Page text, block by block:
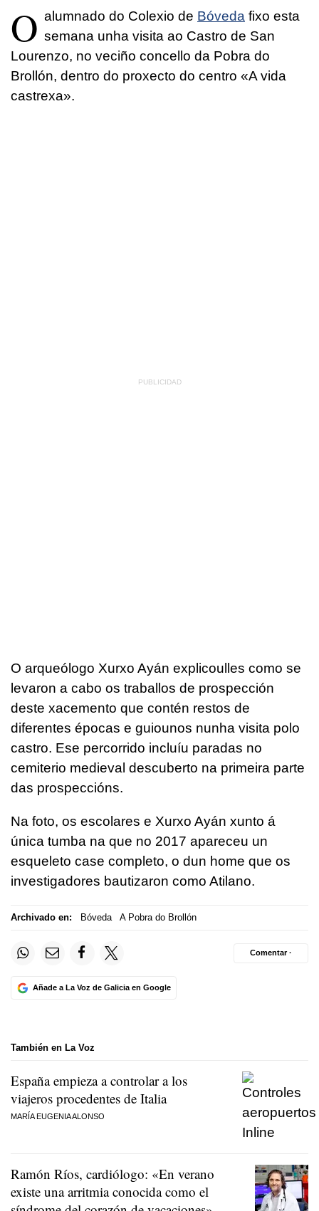
O alumnado do Colexio de Bóveda fixo esta
semana unha visita ao Castro de San
Lourenzo, no veciño concello da Pobra do
Brollón, dentro do proxecto do centro «A vida
castrexa».
O arqueólogo Xurxo Ayán explicoulles como se
levaron a cabo os traballos de prospección
deste xacemento que contén restos de
diferentes épocas e guiounos nunha visita polo
castro. Ese percorrido incluíu paradas no
cemiterio medieval descuberto na primeira parte
das prospeccións.
Na foto, os escolares e Xurxo Ayán xunto á
única tumba na que no 2017 apareceu un
esqueleto case completo, o dun home que os
investigadores bautizaron como Atilano.
Archivado en: Bóveda A Pobra do Brollón
Añade a La Voz de Galicia en Google
Comentar ·
También en La Voz
España empieza a controlar a los
viajeros procedentes de Italia
MARÍA EUGENIA ALONSO
Ramón Ríos, cardiólogo: «En verano
existe una arritmia conocida como el